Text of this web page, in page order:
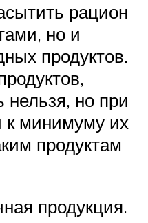
рацион
но и
продуктов.
нельзя, но при
к минимуму их
продуктам
продукция.